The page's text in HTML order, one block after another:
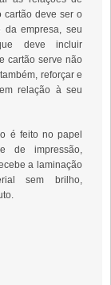
cartão deve ser o
empresa, seu
deve incluir
cartão serve não
reforçar e
relação à seu
é feito no papel
de impressão,
a laminação
sem brilho,